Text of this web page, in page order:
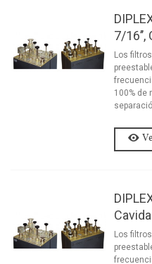
7/16’’,
Los
100% de
Los